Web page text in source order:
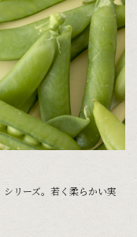
リーズ。若く柔らかい実